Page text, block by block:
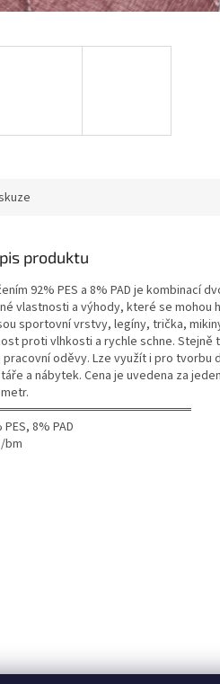
produktu
92% PES a 8% PAD je kombinací
vlastnosti a výhody, které se mohou
sportovní vrstvy, legíny, trička,
proti vlhkosti a rychle schne.
oděvy. Lze využít i pro tvorbu
a nábytek. Cena je uvedena za
PES, 8% PAD
bm